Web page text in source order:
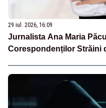
29 iul. 2026, 16:09
Jurnalista Ana Maria
Corespondenților Străini